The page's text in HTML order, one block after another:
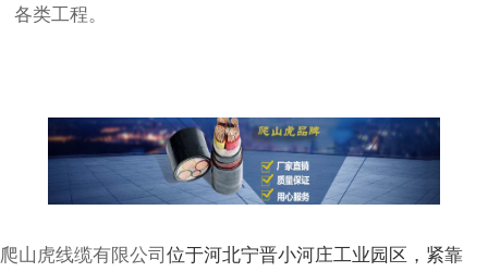
各类工程。
爬山虎线缆有限公司 位于河北宁晋小河庄工业园区，紧靠